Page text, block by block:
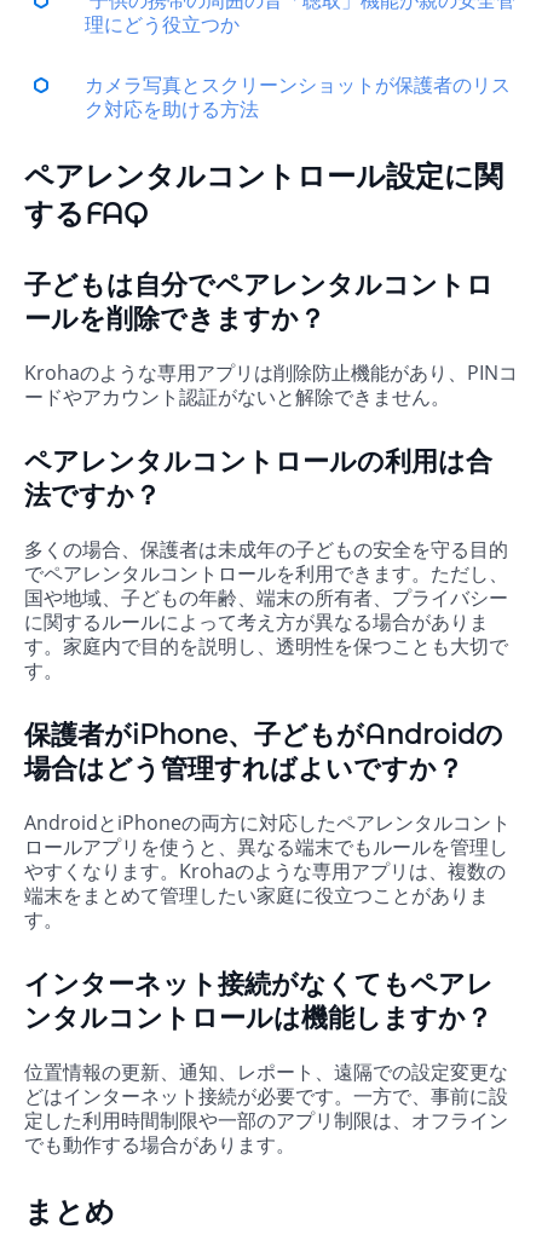
理にどう役立つか
カメラ写真とスクリーンショットが保護者のリス
ク対応を助ける方法
ペアレンタルコントロール設定に関
するFAQ
子どもは自分でペアレンタルコントロ
ールを削除できますか？
Krohaのような専用アプリは削除防止機能があり、PINコ
ードやアカウント認証がないと解除できません。
ペアレンタルコントロールの利用は合
法ですか？
多くの場合、保護者は未成年の子どもの安全を守る目的
でペアレンタルコントロールを利用できます。ただし、
国や地域、子どもの年齢、端末の所有者、プライバシー
に関するルールによって考え方が異なる場合がありま
す。家庭内で目的を説明し、透明性を保つことも大切で
す。
保護者がiPhone、子どもがAndroidの
場合はどう管理すればよいですか？
AndroidとiPhoneの両方に対応したペアレンタルコント
ロールアプリを使うと、異なる端末でもルールを管理し
やすくなります。Krohaのような専用アプリは、複数の
端末をまとめて管理したい家庭に役立つことがありま
す。
インターネット接続がなくてもペアレ
ンタルコントロールは機能しますか？
位置情報の更新、通知、レポート、遠隔での設定変更な
どはインターネット接続が必要です。一方で、事前に設
定した利用時間制限や一部のアプリ制限は、オフライン
でも動作する場合があります。
まとめ